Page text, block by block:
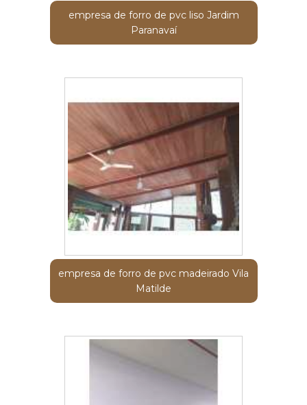
empresa de forro de pvc liso Jardim
Paranavaí
empresa de forro de pvc madeirado Vila
Matilde